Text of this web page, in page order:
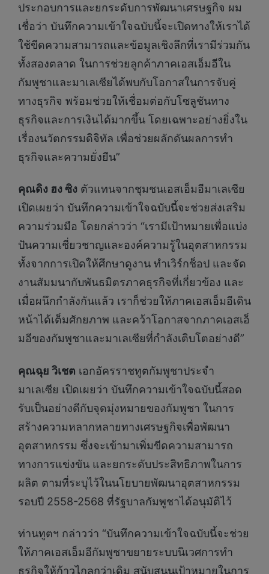
ประกอบการและยกระดับการพัฒนาเศรษฐกิจ ผม
เชื่อว่า บันทึกความเข้าใจฉบับนี้จะเปิดทางให้เราได้
ใช้ขีดความสามารถและข้อมูลเชิงลึกที่เรามีร่วมกัน
ทั้งสองตลาด ในการช่วยลูกค้าภาคเอสเอ็มอีใน
กัมพูชาและมาเลเซียได้พบกับโอกาสในการจับคู่
ทางธุรกิจ พร้อมช่วยให้เชื่อมต่อกับโซลูชันทาง
ธุรกิจและการเงินได้มากขึ้น โดยเฉพาะอย่างยิ่งใน
เรื่องนวัตกรรมดิจิทัล เพื่อช่วยผลักดันผลการทำ
ธุรกิจและความยั่งยืน”
คุณดิง ฮง ซิง ตัวแทนจากชุมชนเอสเอ็มอีมาเลเซีย
เปิดเผยว่า บันทึกความเข้าใจฉบับนี้จะช่วยส่งเสริม
ความร่วมมือ โดยกล่าวว่า “เรามีเป้าหมายเพื่อแบ่ง
ปันความเชี่ยวชาญและองค์ความรู้ในอุตสาหกรรม
ทั้งจากการเปิดให้ศึกษาดูงาน ทำเวิร์กช็อป และจัด
งานสัมมนากับพันธมิตรภาคธุรกิจที่เกี่ยวข้อง และ
เมื่อผนึกกำลังกันแล้ว เราก็ช่วยให้ภาคเอสเอ็มอีเดิน
หน้าได้เต็มศักยภาพ และคว้าโอกาสจากภาคเอสเอ็
มอีของกัมพูชาและมาเลเซียที่กำลังเติบโตอย่างดี”
คุณฉุย วิเชต เอกอัครราชทูตกัมพูชาประจำ
มาเลเซีย เปิดเผยว่า บันทึกความเข้าใจฉบับนี้สอด
รับเป็นอย่างดีกับจุดมุ่งหมายของกัมพูชา ในการ
สร้างความหลากหลายทางเศรษฐกิจเพื่อพัฒนา
อุตสาหกรรม ซึ่งจะเข้ามาเพิ่มขีดความสามารถ
ทางการแข่งขัน และยกระดับประสิทธิภาพในการ
ผลิต ตามที่ระบุไว้ในนโยบายพัฒนาอุตสาหกรรม
รอบปี 2558-2568 ที่รัฐบาลกัมพูชาได้อนุมัติไว้
ท่านทูตฯ กล่าวว่า “บันทึกความเข้าใจฉบับนี้จะช่วย
ให้ภาคเอสเอ็มอีกัมพูชาขยายระบบนิเวศการทำ
ธุรกิจให้ก้าวไกลกว่าเดิม สนับสนุนเป้าหมายในการ